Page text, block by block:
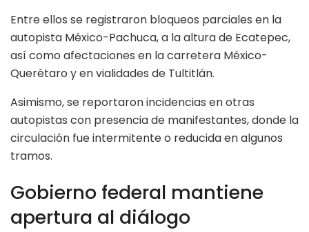
Entre ellos se registraron bloqueos parciales en la
autopista México-Pachuca, a la altura de Ecatepec,
así como afectaciones en la carretera México-
Querétaro y en vialidades de Tultitlán.
Asimismo, se reportaron incidencias en otras
autopistas con presencia de manifestantes, donde la
circulación fue intermitente o reducida en algunos
tramos.
Gobierno federal mantiene
apertura al diálogo